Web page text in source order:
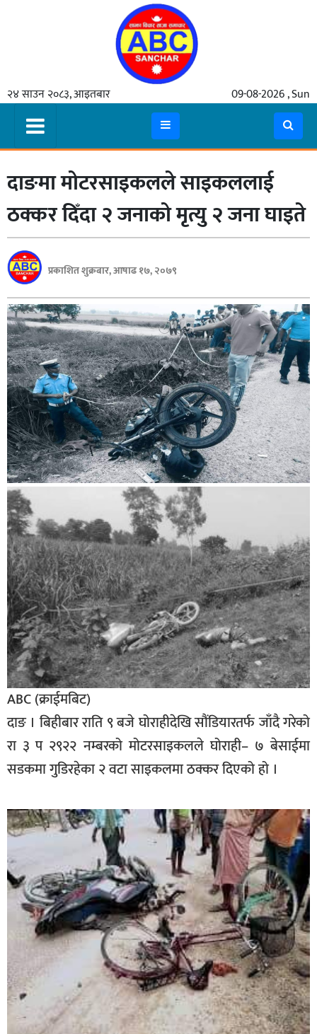
२४ साउन २०८३, आइतबार 09-08-2026 , Sun
समाचार
मुख्य
समाचार
कुटनीती
अर्थ
रसरङ्ग
यौन/
स्वास्थ्य
भिडियो
बिशेष
भिडियो
पत्रपत्रिका
खेलकुद
बिश्व
अचम्म
दुनिया
बिचार
कुराकानी
जीवनशैली
साहित्य
सूचना-
प्रवधि
दाङमा मोटरसाइकलले साइकललाई
ठक्कर दिँदा २ जनाको मृत्यु २ जना घाइते
प्रकाशित शुक्रबार, आषाढ १७, २०७९
ABC (क्राईमबिट)
दाङ । बिहीबार राति ९ बजे घोराहीदेखि सौंडियारतर्फ जाँदै गरेको
रा ३ प २९२२ नम्बरको मोटरसाइकलले घोराही– ७ बेसाईमा
सडकमा गुडिरहेका २ वटा साइकलमा ठक्कर दिएको हो ।